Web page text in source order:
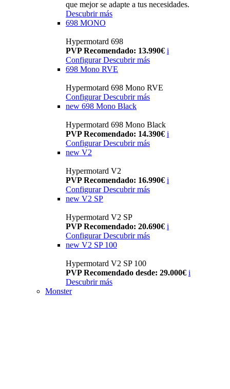
que mejor se adapte a tus necesidades.
Descubrir más
698 MONO
Hypermotard 698
PVP Recomendado: 13.990€ i
ConfigurarDescubrir más
698 Mono RVE
Hypermotard 698 Mono RVE
Configurar Descubrir más
new 698 Mono Black
Hypermotard 698 Mono Black
PVP Recomendado: 14.390€ i
Configurar Descubrir más
new V2
Hypermotard V2
PVP Recomendado: 16.990€ i
Configurar Descubrir más
new V2 SP
Hypermotard V2 SP
PVP Recomendado: 20.690€ i
Configurar Descubrir más
new V2 SP 100
Hypermotard V2 SP 100
PVP Recomendado desde: 29.000€ i
Descubrir más
Monster